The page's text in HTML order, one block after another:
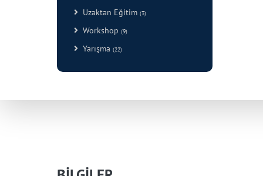
Uzaktan Eğitim (3)
Workshop (9)
Yarışma (22)